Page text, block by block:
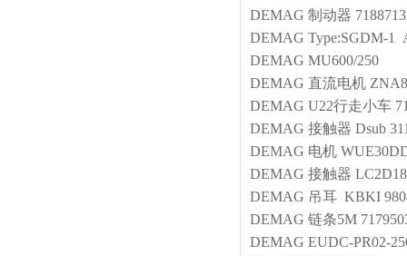
DEMAG 制动器
DEMAG Type:SGDM-1
DEMAG MU600/250
DEMAG 直流电机
DEMAG U22行走小车
DEMAG 接触器 Dsub
DEMAG 电机
DEMAG 接触器
DEMAG 吊耳 KBKI
DEMAG 链条5M
DEMAG EUDC-PR02-